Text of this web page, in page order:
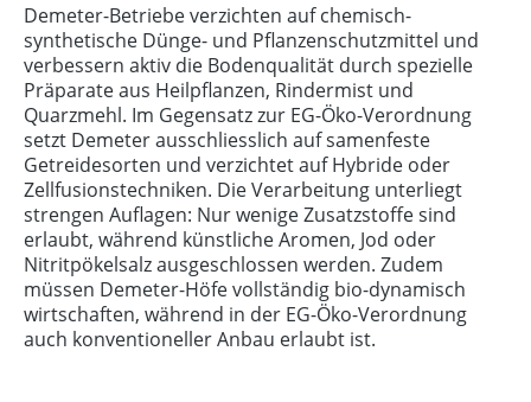
Demeter-Betriebe verzichten auf chemisch-
synthetische Dünge- und Pflanzenschutzmittel und
verbessern aktiv die Bodenqualität durch spezielle
Präparate aus Heilpflanzen, Rindermist und
Quarzmehl. Im Gegensatz zur EG-Öko-Verordnung
setzt Demeter ausschliesslich auf samenfeste
Getreidesorten und verzichtet auf Hybride oder
Zellfusionstechniken. Die Verarbeitung unterliegt
strengen Auflagen: Nur wenige Zusatzstoffe sind
erlaubt, während künstliche Aromen, Jod oder
Nitritpökelsalz ausgeschlossen werden. Zudem
müssen Demeter-Höfe vollständig bio-dynamisch
wirtschaften, während in der EG-Öko-Verordnung
auch konventioneller Anbau erlaubt ist.